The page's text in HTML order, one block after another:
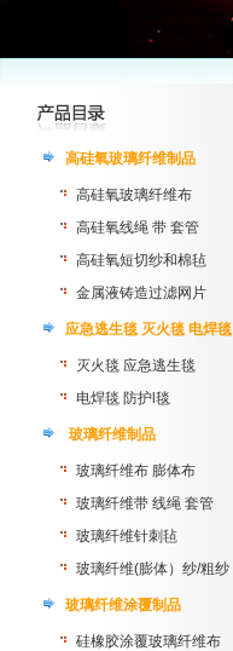
高硅氧玻璃纤维制品
高硅氧玻璃纤维布
高硅氧线绳 带 套管
高硅氧短切纱和棉毡
金属液铸造过滤网片
应急逃生毯 灭火毯 电焊毯
灭火毯 应急逃生毯
电焊毯 防护l毯
玻璃纤维制品
玻璃纤维布 膨体布
玻璃纤维带 线绳 套管
玻璃纤维针刺毡
玻璃纤维(膨体）纱/粗纱
玻璃纤维涂覆制品
硅橡胶涂覆玻璃纤维布